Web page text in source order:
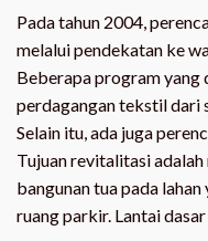
Pada tahun 2004,
melalui pendekatan ke
Beberapa program
perdagangan tekstil dari
Selain itu, ada juga
Tujuan revitalitasi
bangunan tua pada
ruang parkir. Lantai